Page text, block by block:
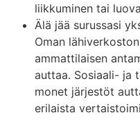
liikkuminen tai
Älä jää surussasi
Oman
ammattilaisen
auttaa. Sosiaali- ja
monet järjestöt
erilaista